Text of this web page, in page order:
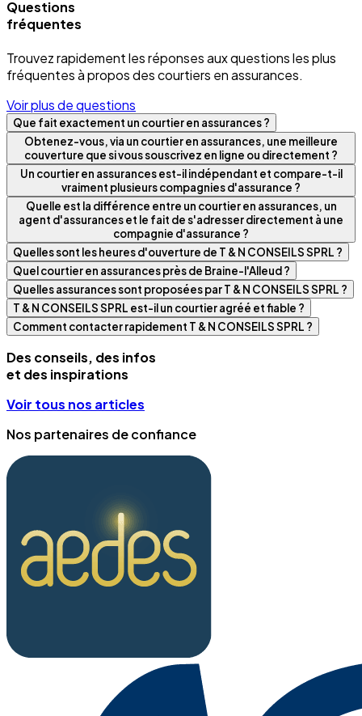
Questions
fréquentes
Trouvez rapidement les réponses aux questions les plus
fréquentes à propos des courtiers en assurances.
Voir plus de questions
Que fait exactement un courtier en assurances ?
Obtenez-vous, via un courtier en assurances, une meilleure
couverture que si vous souscrivez en ligne ou directement ?
Un courtier en assurances est-il indépendant et compare-t-il
vraiment plusieurs compagnies d'assurance ?
Quelle est la différence entre un courtier en assurances, un
agent d'assurances et le fait de s'adresser directement à une
compagnie d'assurance ?
Quelles sont les heures d'ouverture de T & N CONSEILS SPRL ?
Quel courtier en assurances près de Braine-l'Alleud ?
Quelles assurances sont proposées par T & N CONSEILS SPRL ?
T & N CONSEILS SPRL est-il un courtier agréé et fiable ?
Comment contacter rapidement T & N CONSEILS SPRL ?
Des conseils, des infos
et des inspirations
Voir tous nos articles
Nos partenaires de confiance